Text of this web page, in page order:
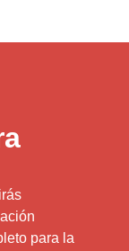
para la